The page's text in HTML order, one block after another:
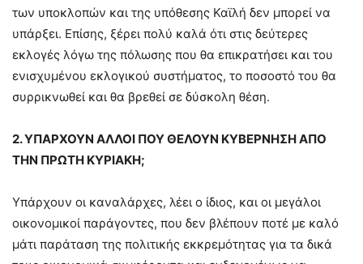
των υποκλοπών και της υπόθεσης Καϊλή δεν μπορεί να
υπάρξει. Επίσης, ξέρει πολύ καλά ότι στις δεύτερες
εκλογές λόγω της πόλωσης που θα επικρατήσει και του
ενισχυμένου εκλογικού συστήματος, το ποσοστό του θα
συρρικνωθεί και θα βρεθεί σε δύσκολη θέση.
2. ΥΠΑΡΧΟΥΝ ΑΛΛΟΙ ΠΟΥ ΘΕΛΟΥΝ ΚΥΒΕΡΝΗΣΗ ΑΠΟ
ΤΗΝ ΠΡΩΤΗ ΚΥΡΙΑΚΗ;
Υπάρχουν οι καναλάρχες, λέει ο ίδιος, και οι μεγάλοι
οικονομικοί παράγοντες, που δεν βλέπουν ποτέ με καλό
μάτι παράταση της πολιτικής εκκρεμότητας για τα δικά